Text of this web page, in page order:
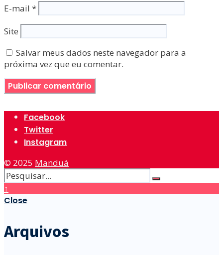
E-mail *
Site
Salvar meus dados neste navegador para a
próxima vez que eu comentar.
Facebook
Twitter
Instagram
© 2025 Manduá
↑
Close
Arquivos